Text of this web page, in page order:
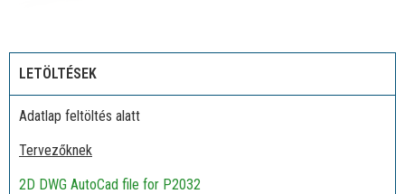
LETÖLTÉSEK
Adatlap feltöltés alatt
Tervezőknek
2D DWG AutoCad file for P2032